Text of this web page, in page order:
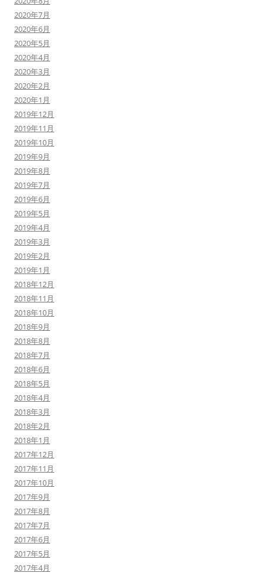
2020年7月
2020年6月
2020年5月
2020年4月
2020年3月
2020年2月
2020年1月
2019年12月
2019年11月
2019年10月
2019年9月
2019年8月
2019年7月
2019年6月
2019年5月
2019年4月
2019年3月
2019年2月
2019年1月
2018年12月
2018年11月
2018年10月
2018年9月
2018年8月
2018年7月
2018年6月
2018年5月
2018年4月
2018年3月
2018年2月
2018年1月
2017年12月
2017年11月
2017年10月
2017年9月
2017年8月
2017年7月
2017年6月
2017年5月
2017年4月